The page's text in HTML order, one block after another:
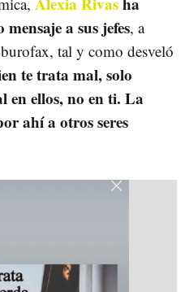
a sus jefes, a
tal y como desveló
te trata mal, solo
en ellos, no en ti. La
ahí a otros seres